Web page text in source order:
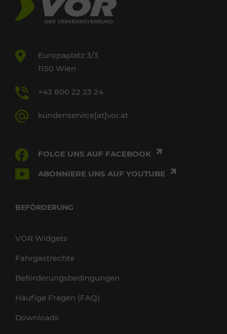
Europaplatz 3/3
1150 Wien
+43 800 22 23 24
kundenservice[at]vor.at
FOLGE UNS AUF FACEBOOK
ABONNIERE UNS AUF YOUTUBE
BEFÖRDERUNG
VOR Widgets
Fahrgastrechte
Beförderungsbedingungen
Häufige Fragen (FAQ)
Downloads